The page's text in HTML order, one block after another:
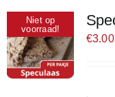
Niet op
voorraad!
€3.00